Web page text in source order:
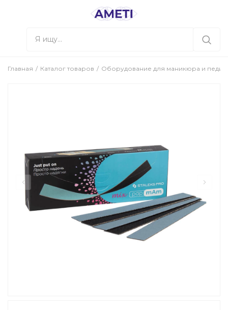
Главная Каталог товаров Оборудование для маникюра и